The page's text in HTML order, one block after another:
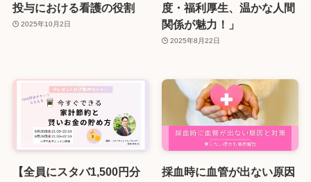
投与における看護の役割
2025年10月2日
度・福利厚生、温かな人間
関係が魅力！」
2025年8月22日
【全員にスタバ1,500円分
採血時に血管が出ない原因